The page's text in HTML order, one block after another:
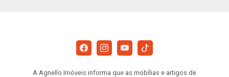
A Agnello Imóveis informa que as mobílias e artigos de